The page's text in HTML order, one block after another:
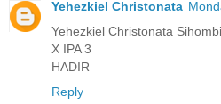
Yehezkiel Christonata
Yehezkiel Christonata
X IPA 3
HADIR
Reply